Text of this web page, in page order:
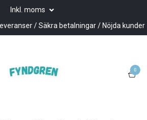
Inkl. moms
/ Säkra betalningar / Nöjda kunder
0